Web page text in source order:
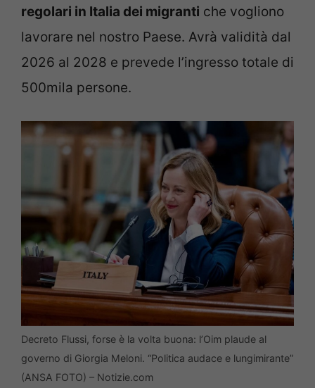
regolari in Italia dei migranti che vogliono
lavorare nel nostro Paese. Avrà validità dal
2026 al 2028 e prevede l’ingresso totale di
500mila persone.
Decreto Flussi, forse è la volta buona: l’Oim plaude al
governo di Giorgia Meloni. “Politica audace e lungimirante”
(ANSA FOTO) – Notizie.com